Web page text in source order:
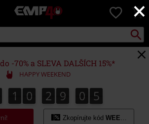
×
EMP
Hudba,
filmy
&
seriály,
Merch
pro
hráče,
Alternativní
móda
0
-70% a SLEVA DALŠÍCH 15%*
HAPPY WEEKEND
1
1 0
0 2
2 9
9 0
0
0
0 3
4
3
5
4
Zkopírujte kód WEEKEND